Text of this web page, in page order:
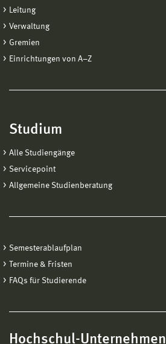
Leitung
Verwaltung
Gremien
Einrichtungen von A−Z
Studium
Alle Studiengänge
Servicepoint
Allgemeine Studienberatung
Semesterablaufplan
Termine & Fristen
FAQs für Studierende
Hochschul-Unternehmen